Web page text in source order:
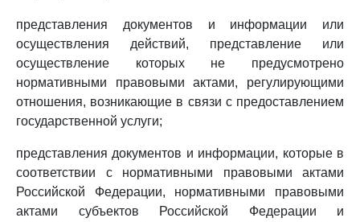
представления документов и информации или
осуществления действий, представление или
осуществление которых не предусмотрено
нормативными правовыми актами, регулирующими
отношения, возникающие в связи с предоставлением
государственной услуги;
представления документов и информации, которые в
соответствии с нормативными правовыми актами
Российской Федерации, нормативными правовыми
актами субъектов Российской Федерации и